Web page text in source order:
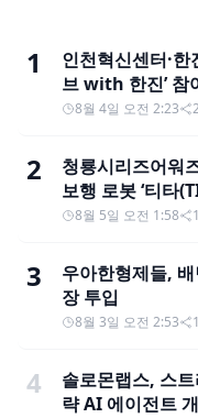
1
인천혁신센터·한
브 with 한진’ 참
8월 4일 오전 2:23
2
청룡시리즈어워
보행 로봇 ‘티타
8월 5일 오전 1:58
3
우아한형제들,
장 투입
8월 3일 오전 2:53
4
솔로몬랩스, 스
략 AI 에이전트